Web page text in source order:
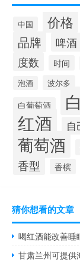
中国 价格
品牌 啤酒
度数 时间
泡酒 波尔多
白葡萄酒
红酒 自
葡萄酒
香型 香槟
猜你想看的文章
喝红酒能改善睡
甘肃兰州可提供